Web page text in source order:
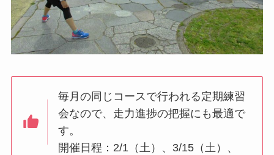
毎月の同じコースで行われる定期練習
会なので、走力進捗の把握にも最適で
す。
開催日程：2/1（土）、3/15（土）、